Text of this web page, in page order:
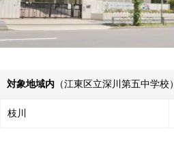
対象地域内 （江東区立深川第五中学校）
枝川